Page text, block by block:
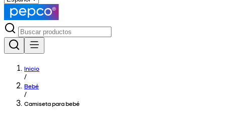
Inicio
/
Bebé
/
Camiseta para bebé